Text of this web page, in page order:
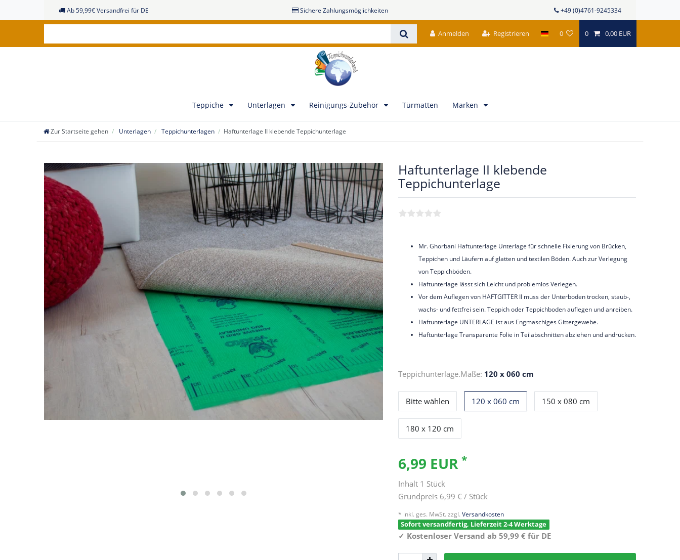
Ab 59,99€ Versandfrei für DE Sichere Zahlungsmöglichkeiten +49 (0)4761-9245334
Anmelden Registrieren 0 0 0,00 EUR
Teppiche Unterlagen Reinigungs-Zubehör Türmatten Marken
Zur Startseite gehen Unterlagen Teppichunterlagen Haftunterlage II klebende Teppichunterlage
Haftunterlage II klebende
Teppichunterlage
Mr. Ghorbani Haftunterlage Unterlage für schnelle Fixierung von Brücken,
Teppichen und Läufern auf glatten und textilen Böden. Auch zur Verlegung
von Teppichböden.
Haftunterlage lässt sich Leicht und problemlos Verlegen.
Vor dem Auflegen von HAFTGITTER II muss der Unterboden trocken, staub-,
wachs- und fettfrei sein. Teppich oder Teppichboden auflegen und anreiben.
Haftunterlage UNTERLAGE ist aus Engmaschiges Gittergewebe.
Haftunterlage Transparente Folie in Teilabschnitten abziehen und andrücken.
Teppichunterlage.Maße: 120 x 060 cm
Bitte wählen 120 x 060 cm 150 x 080 cm
180 x 120 cm
6,99 EUR *
Inhalt 1 Stück
Grundpreis 6,99 € / Stück
* inkl. ges. MwSt. zzgl. Versandkosten
Sofort versandfertig, Lieferzeit 2-4 Werktage
✓ Kostenloser Versand ab 59,99 € für DE